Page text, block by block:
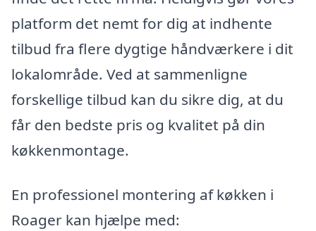
platform det nemt for dig at indhente
tilbud fra flere dygtige håndværkere i dit
lokalområde. Ved at sammenligne
forskellige tilbud kan du sikre dig, at du
får den bedste pris og kvalitet på din
køkkenmontage.
En professionel montering af køkken i
Roager kan hjælpe med: